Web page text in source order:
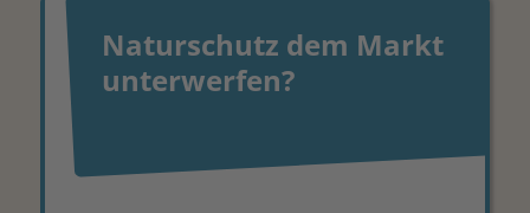
Naturschutz dem Markt
unterwerfen?